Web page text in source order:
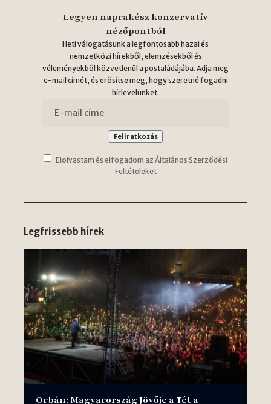
Legyen naprakész konzervatív
nézőpontból
Heti válogatásunk a legfontosabb hazai és
nemzetközi hírekből, elemzésekből és
véleményekből közvetlenül a postaládájába. Adja meg
e-mail címét, és erősítse meg, hogy szeretné fogadni
hírlevelünket.
Elolvastam és elfogadom az Általános Szerződési
Feltételeket
Legfrissebb hírek
Orbán: Magyarország Jövője a Tét a